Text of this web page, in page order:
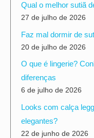
Qual o melhor sutiã
27 de julho de 2026
Faz mal dormir de
20 de julho de 2026
O que é lingerie?
diferenças
6 de julho de 2026
Looks com calça
elegantes?
22 de junho de 2026